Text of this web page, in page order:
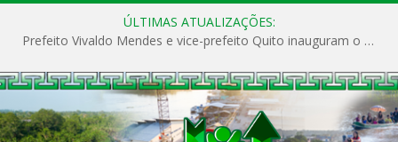
ÚLTIMAS ATUALIZAÇÕES:
Prefeito Vivaldo Mendes e vice-prefeito Quito inauguram o CAPS e fortalecem a saúde pública em Anajás.